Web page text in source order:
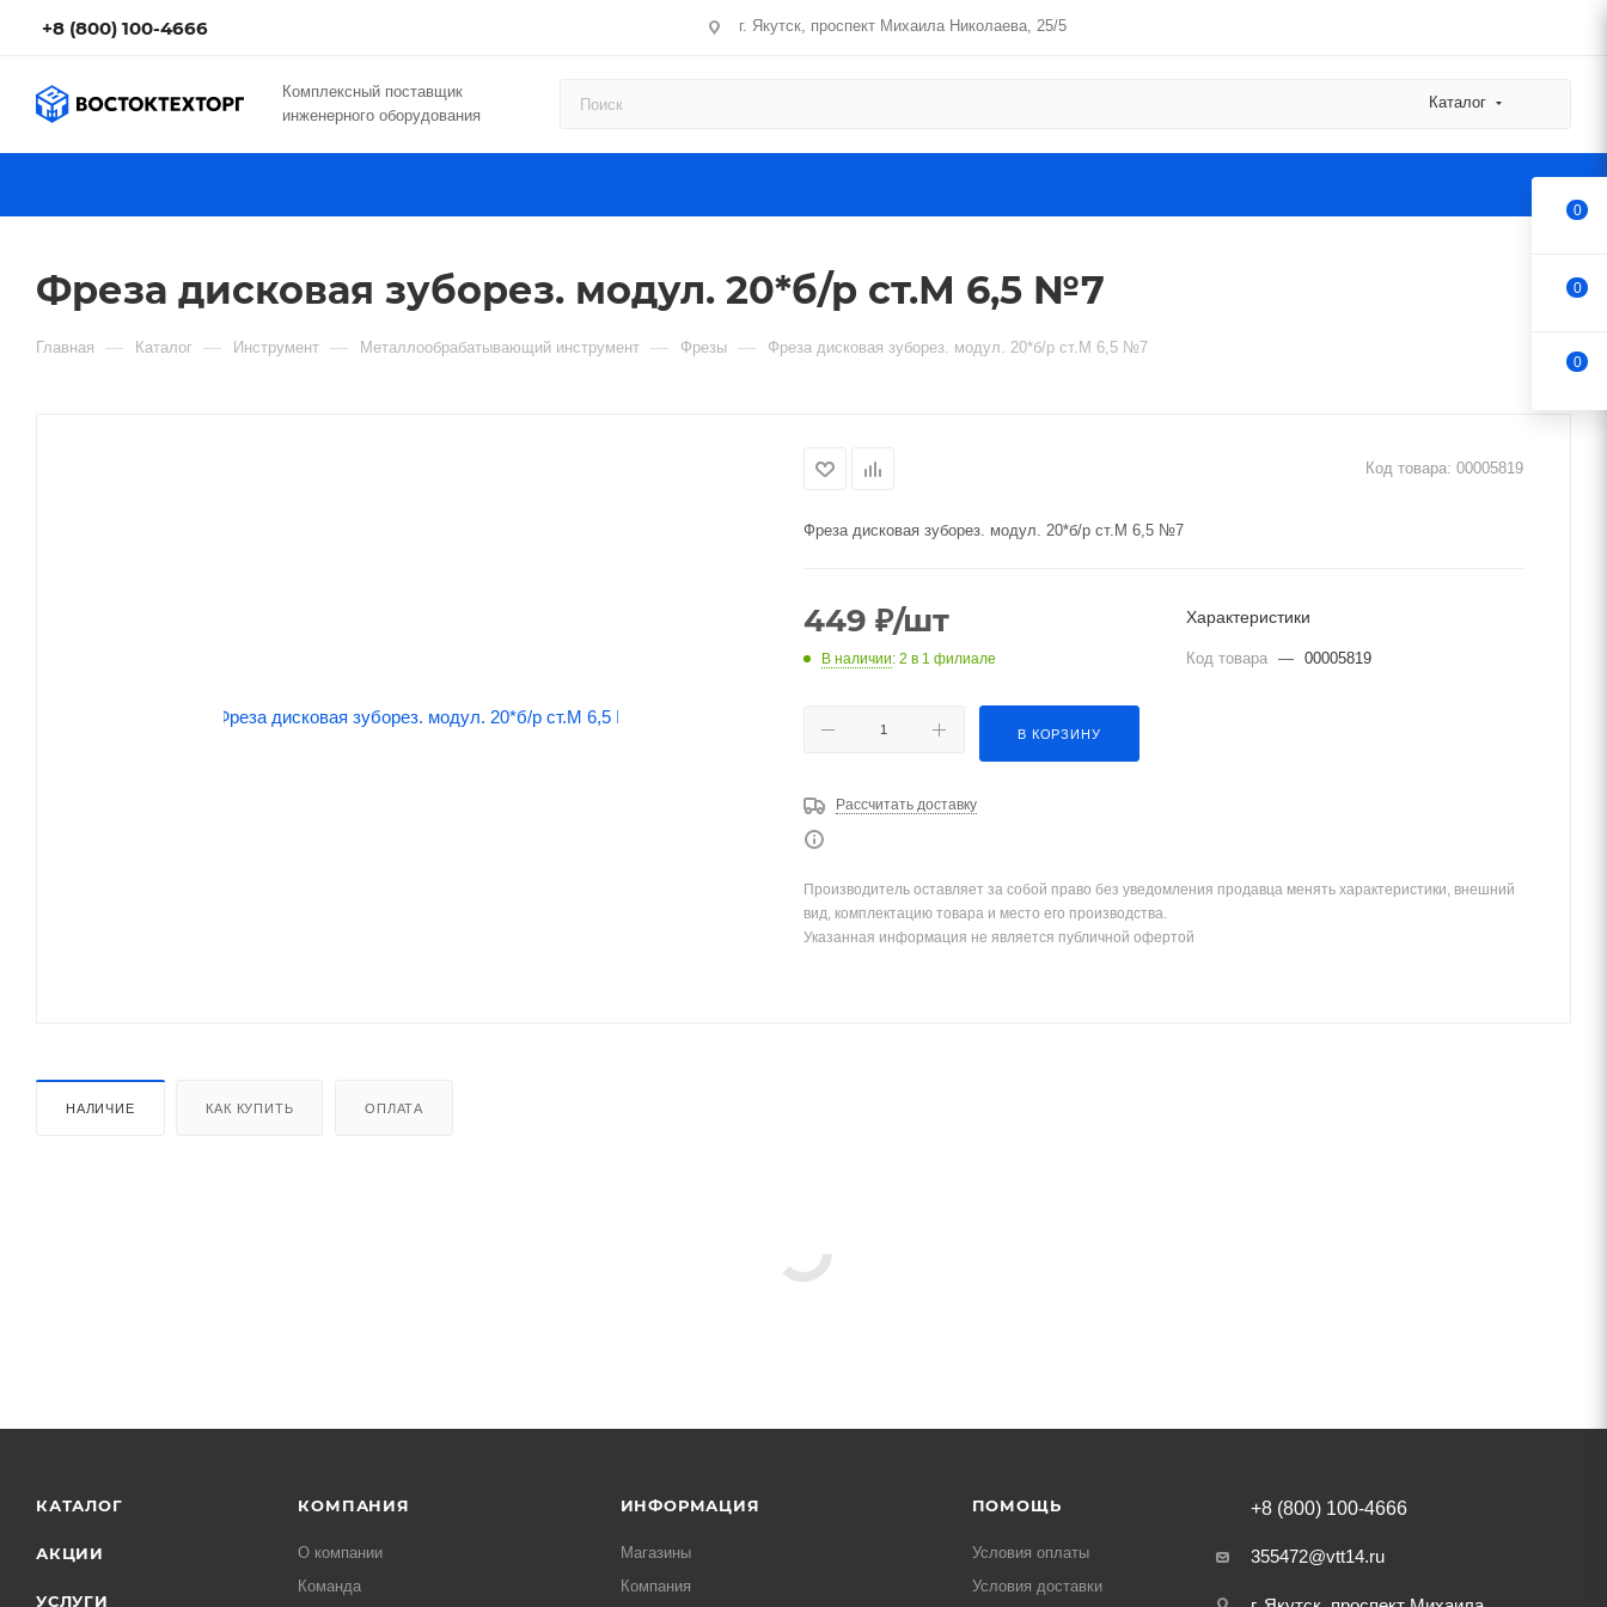
+8 (800) 100-4666 г. Якутск, проспект Михаила Николаева, 25/5
Комплексный поставщик
инженерного оборудования
Каталог
Фреза дисковая зуборез. модул. 20*б/р ст.М 6,5 №7
Главная — Каталог — Инструмент — Металлообрабатывающий инструмент — Фрезы — Фреза дисковая зуборез. модул. 20*б/р ст.М 6,5 №7
Код товара: 00005819
Фреза дисковая зуборез. модул. 20*б/р ст.М 6,5 №7
449 ₽/шт
В наличии: 2 в 1 филиале
В КОРЗИНУ
Рассчитать доставку
Характеристики
Код товара — 00005819
Производитель оставляет за собой право без уведомления продавца менять характеристики, внешний
вид, комплектацию товара и место его производства.
Указанная информация не является публичной офертой
НАЛИЧИЕ КАК КУПИТЬ ОПЛАТА
КАТАЛОГ
АКЦИИ
УСЛУГИ
КОМПАНИЯ
О компании
Команда
ИНФОРМАЦИЯ
Магазины
Компания
ПОМОЩЬ
Условия оплаты
Условия доставки
+8 (800) 100-4666
355472@vtt14.ru
0
0
0